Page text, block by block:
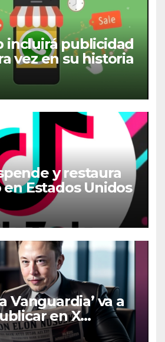
incluirá publicidad
vez en su historia
y restaura
en Estados Unidos
Vanguardia’ va a
en X